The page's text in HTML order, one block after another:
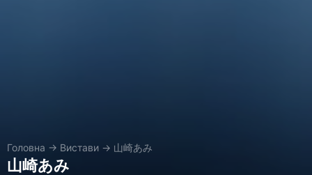
Головна → Вистави → 山崎あみ
山崎あみ